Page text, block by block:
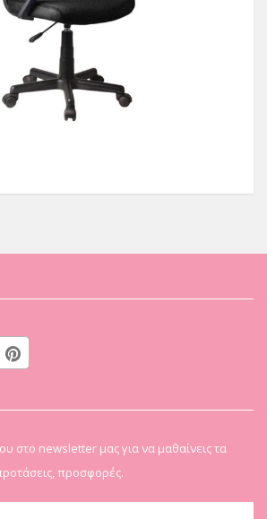
στο newsletter μας για να μαθαίνεις τα
προσφορές.